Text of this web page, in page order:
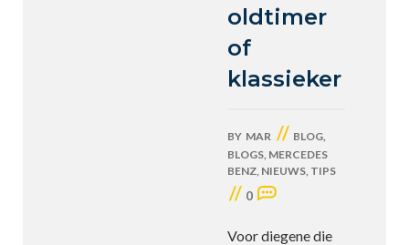
oldtimer
of
klassieker
BY MAR // BLOG,
BLOGS, MERCEDES
BENZ, NIEUWS, TIPS
// 0
Voor diegene die